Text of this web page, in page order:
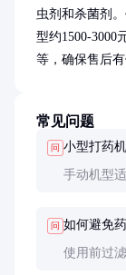
虫剂和杀菌剂
型约1500-3000
等，确保售后有
常见问题
问 小型打药
手动机型
问 如何避免
使用前过